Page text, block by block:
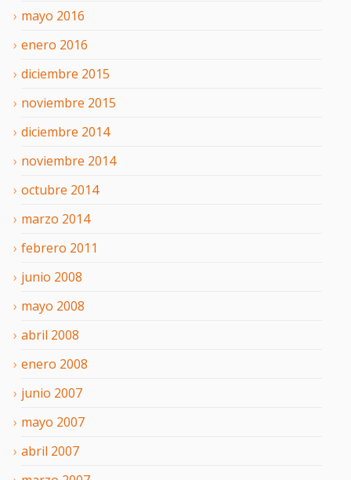
mayo 2016
enero 2016
diciembre 2015
noviembre 2015
diciembre 2014
noviembre 2014
octubre 2014
marzo 2014
febrero 2011
junio 2008
mayo 2008
abril 2008
enero 2008
junio 2007
mayo 2007
abril 2007